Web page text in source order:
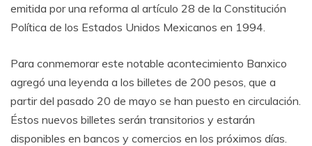
emitida por una reforma al artículo 28 de la Constitución
Política de los Estados Unidos Mexicanos en 1994.
Para conmemorar este notable acontecimiento Banxico
agregó una leyenda a los billetes de 200 pesos, que a
partir del pasado 20 de mayo se han puesto en circulación.
Éstos nuevos billetes serán transitorios y estarán
disponibles en bancos y comercios en los próximos días.